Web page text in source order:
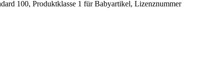
100, Produktklasse 1 für Babyartikel, Lizenznummer